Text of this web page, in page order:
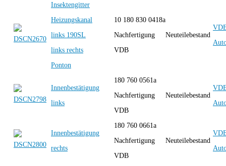
Insektengitter
Heizungskanal
links 190SL
links rechts
Ponton
10 180 830 0418a
Nachfertigung
VDB
Neuteilebestand
Innenbestätigung
links
180 760 0561a
Nachfertigung
VDB
Neuteilebestand
Innenbestätigung
rechts
180 760 0661a
Nachfertigung
VDB
Neuteilebestand